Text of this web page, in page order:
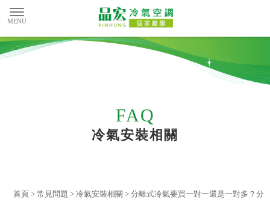
冷氣安裝相關
首頁 > 常見問題 > 冷氣安裝相關 > 分離式冷氣要買一對一還是一對多？分